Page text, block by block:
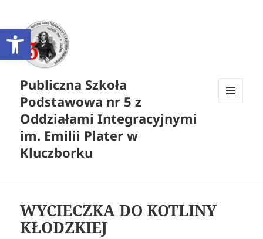
Otwórz pasek narzędzi
Publiczna Szkoła
Podstawowa nr 5 z
Oddziałami Integracyjnymi
im. Emilii Plater w
Kluczborku
WYCIECZKA DO KOTLINY
KŁODZKIEJ